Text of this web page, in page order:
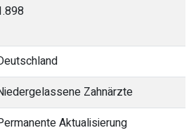
Zahnärzte
Aktualisierung